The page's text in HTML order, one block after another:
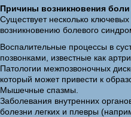
Причины возникновения боли
Существует несколько
возникновению болевого
Воспалительные процессы в
позвонками, известные как
Патологии межпозвоночных
который может привести к
Мышечные спазмы.
Заболевания внутренних
болезни легких и плевры